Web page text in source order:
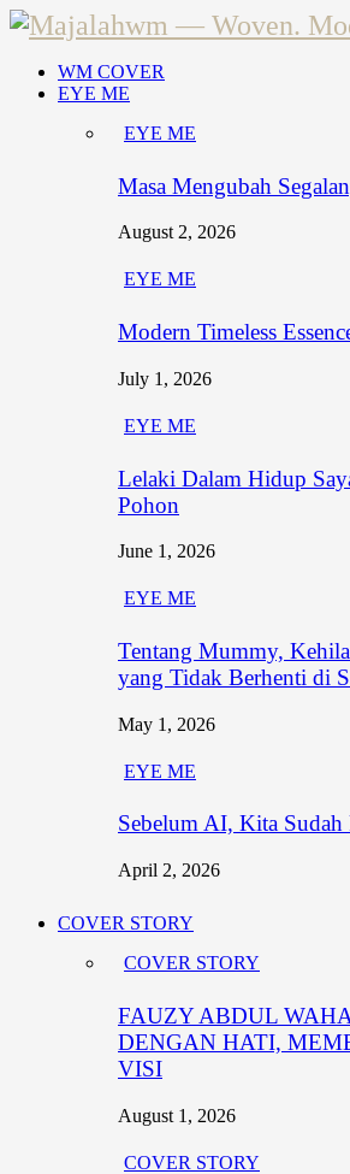
WM COVER
EYE ME
EYE ME
Masa Mengubah
August 2, 2026
EYE ME
Modern Timeless
July 1, 2026
EYE ME
Lelaki Dalam Hidup
Pohon
June 1, 2026
EYE ME
Tentang Mummy,
yang Tidak Berhenti di
May 1, 2026
EYE ME
Sebelum AI, Kita
April 2, 2026
COVER STORY
COVER STORY
FAUZY ABDUL
DENGAN HATI,
VISI
August 1, 2026
COVER STORY